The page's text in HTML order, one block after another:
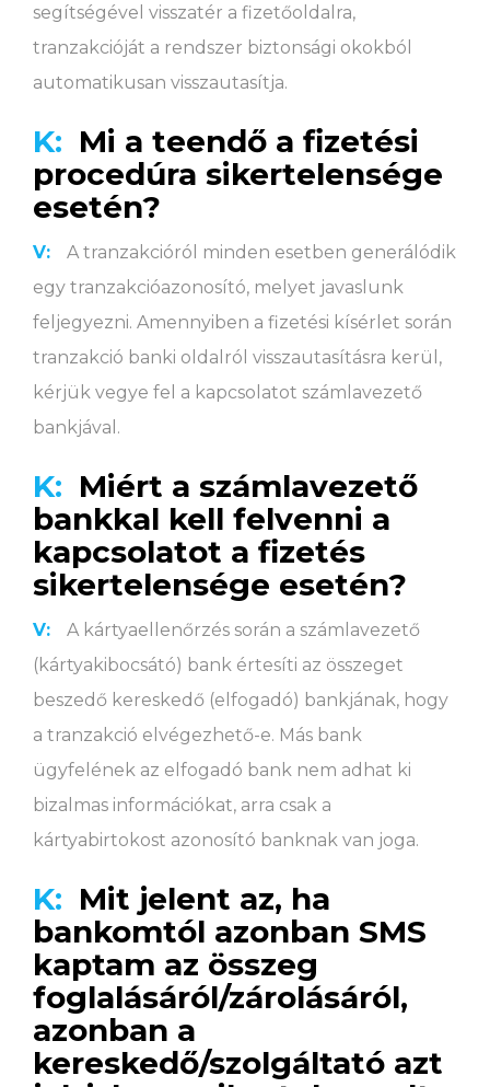
segítségével visszatér a fizetőoldalra,
tranzakcióját a rendszer biztonsági okokból
automatikusan visszautasítja.
K: Mi a teendő a fizetési
procedúra sikertelensége
esetén?
V:
A tranzakcióról minden esetben generálódik
egy tranzakcióazonosító, melyet javaslunk
feljegyezni. Amennyiben a fizetési kísérlet során
tranzakció banki oldalról visszautasításra kerül,
kérjük vegye fel a kapcsolatot számlavezető
bankjával.
K: Miért a számlavezető
bankkal kell felvenni a
kapcsolatot a fizetés
sikertelensége esetén?
V:
A kártyaellenőrzés során a számlavezető
(kártyakibocsátó) bank értesíti az összeget
beszedő kereskedő (elfogadó) bankjának, hogy
a tranzakció elvégezhető-e. Más bank
ügyfelének az elfogadó bank nem adhat ki
bizalmas információkat, arra csak a
kártyabirtokost azonosító banknak van joga.
K: Mit jelent az, ha
bankomtól azonban SMS
kaptam az összeg
foglalásáról/zárolásáról,
azonban a
kereskedő/szolgáltató azt